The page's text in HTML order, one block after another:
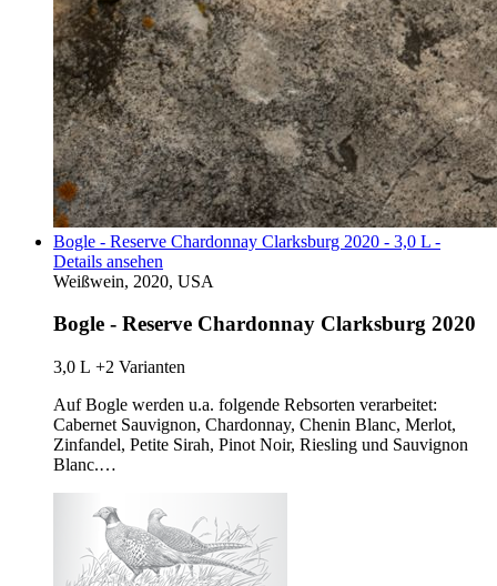
Bogle - Reserve Chardonnay Clarksburg 2020 - 3,0 L -
Details ansehen
Weißwein, 2020, USA
Bogle - Reserve Chardonnay Clarksburg 2020
3,0 L +2 Varianten
Auf Bogle werden u.a. folgende Rebsorten verarbeitet:
Cabernet Sauvignon, Chardonnay, Chenin Blanc, Merlot,
Zinfandel, Petite Sirah, Pinot Noir, Riesling und Sauvignon
Blanc.…